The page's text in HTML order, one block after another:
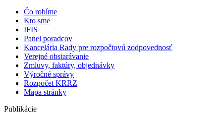
Čo robíme
Kto sme
IFIS
Panel poradcov
Kancelária Rady pre rozpočtovú zodpovednosť
Verejné obstarávanie
Zmluvy, faktúry, objednávky
Výročné správy
Rozpočet KRRZ
Mapa stránky
Publikácie